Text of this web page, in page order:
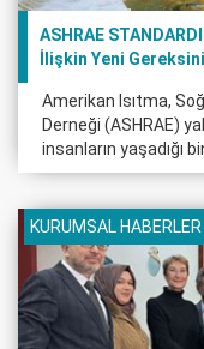
ASHRAE
İlişkin Yeni
Amerikan Isıtma,
Derneği (ASHRAE)
insanların yaşadığı
KURUMSAL HABERLER